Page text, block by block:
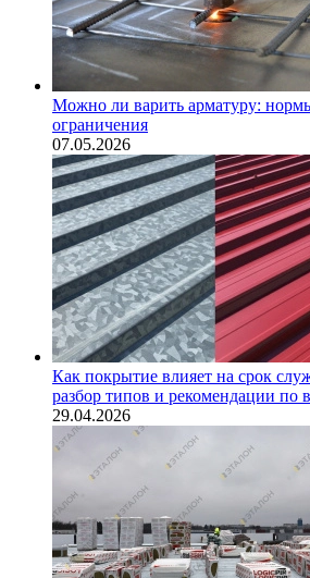
Можно ли варить арматуру:
ограничения
07.05.2026
Как покрытие влияет на срок
разбор типов и рекомендации по
29.04.2026